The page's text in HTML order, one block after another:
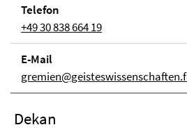
Telefon
+49 30 838 664 19
E-Mail
Dekan